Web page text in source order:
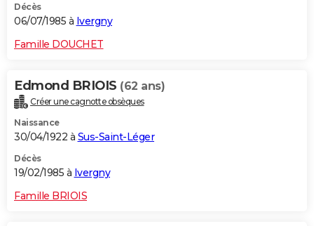
Décès
06/07/1985 à Ivergny
Famille DOUCHET
Edmond BRIOIS (62 ans)
Créer une cagnotte obsèques
Naissance
30/04/1922 à Sus-Saint-Léger
Décès
19/02/1985 à Ivergny
Famille BRIOIS